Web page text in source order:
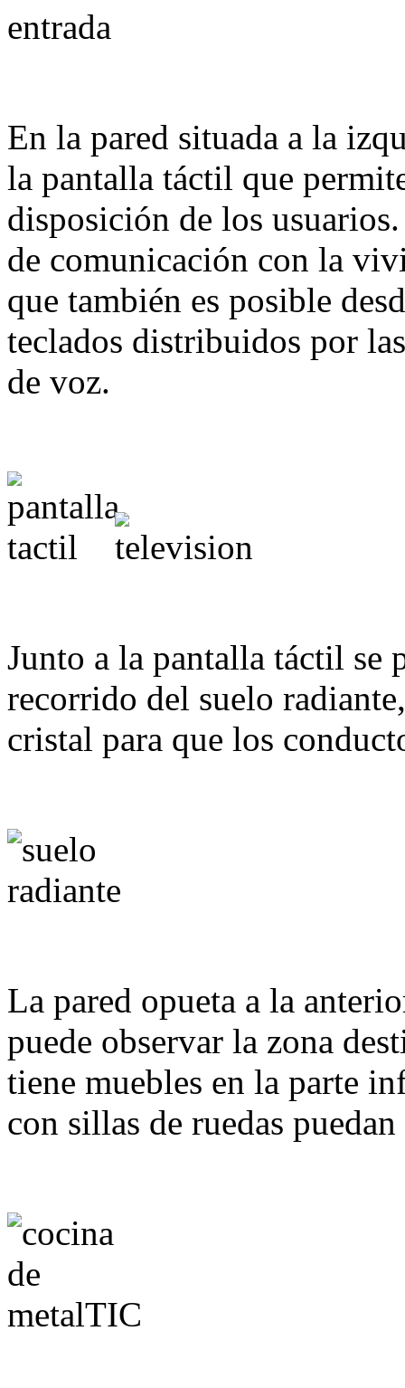
En la pared situada a la
la pantalla táctil que
disposición de los
de comunicación con la
que también es posible
teclados distribuidos por
de voz.
Junto a la pantalla táctil se
recorrido del suelo
cristal para que los
La pared opueta a la
puede observar la zona
tiene muebles en la parte
con sillas de ruedas